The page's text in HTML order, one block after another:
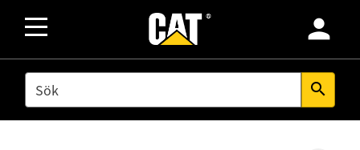
person
SEARCH search